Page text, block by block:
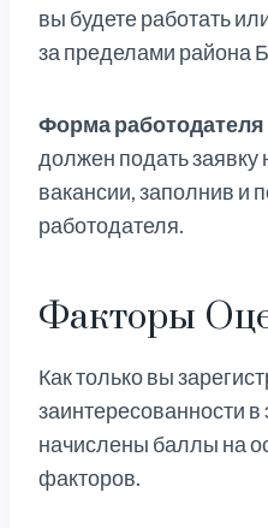
вы будете работать
за пределами района
Форма работодателя
должен подать заявку
вакансии, заполнив и
работодателя.
Факторы
Как только вы
заинтересованности в
начислены баллы на
факторов.